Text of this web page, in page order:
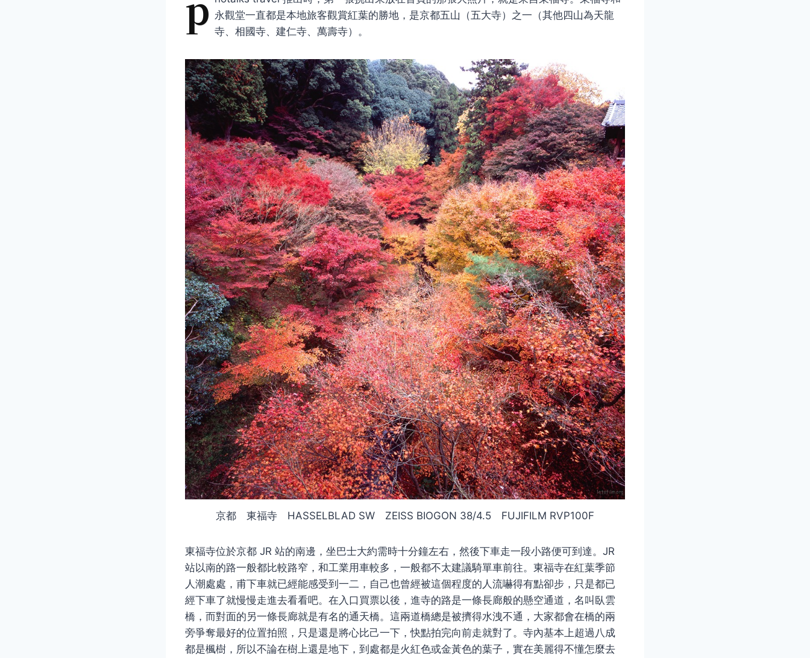
永觀堂一直都是本地旅客觀賞紅葉的勝地，是京都五山（五大寺）之一（其他四山為天龍
寺、相國寺、建仁寺、萬壽寺）。
京都 東福寺 HASSELBLAD SW ZEISS BIOGON 38/4.5 FUJIFILM RVP100F
東福寺位於京都 JR 站的南邊，坐巴士大約需時十分鐘左右，然後下車走一段小路便可到達。JR
站以南的路一般都比較路窄，和工業用車較多，一般都不太建議騎單車前往。東福寺在紅葉季節
人潮處處，甫下車就已經能感受到一二，自己也曾經被這個程度的人流嚇得有點卻步，只是都已
經下車了就慢慢走進去看看吧。在入口買票以後，進寺的路是一條長廊般的懸空通道，名叫臥雲
橋，而對面的另一條長廊就是有名的通天橋。這兩道橋總是被擠得水洩不通，大家都會在橋的兩
旁爭奪最好的位置拍照，只是還是將心比己一下，快點拍完向前走就對了。寺內基本上超過八成
都是楓樹，所以不論在樹上還是地下，到處都是火紅色或金黃色的葉子，實在美麗得不懂怎麼去